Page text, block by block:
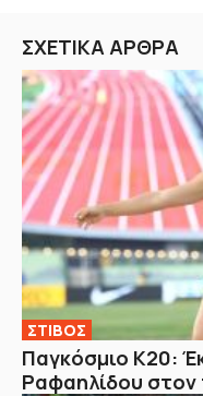
ΣΧΕΤΙΚΑ ΑΡΘΡΑ
ΣΤΙΒΟΣ
Παγκόσμιο Κ20:
Ραφαηλίδου στον